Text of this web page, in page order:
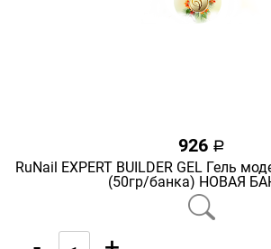
926 a
RuNail EXPERT BUILDER GEL Гель
(50гр/банка) НОВАЯ